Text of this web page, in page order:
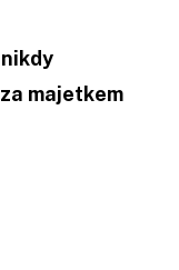
majetkem